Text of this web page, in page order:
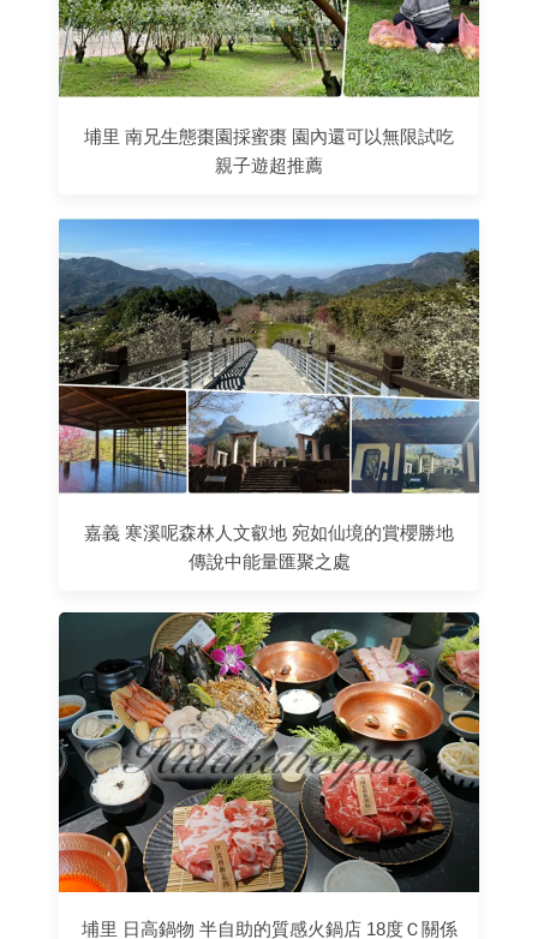
埔里 南兄生態棗園採蜜棗 園內還可以無限試吃
親子遊超推薦
嘉義 寒溪呢森林人文叡地 宛如仙境的賞櫻勝地
傳說中能量匯聚之處
埔里 日高鍋物 半自助的質感火鍋店 18度Ｃ關係